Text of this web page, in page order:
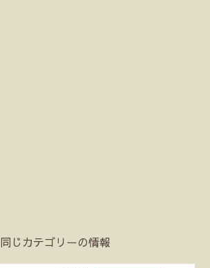
同じカテゴリーの情報